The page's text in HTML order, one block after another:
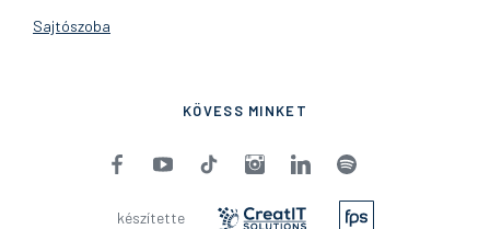
Sajtószoba
KÖVESS MINKET
készítette